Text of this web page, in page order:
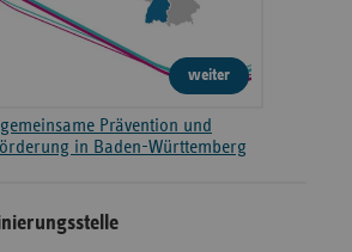
weiter
Prävention und
in Baden-Württemberg